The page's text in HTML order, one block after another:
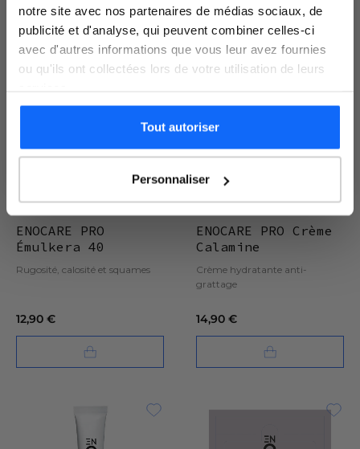
notre site avec nos partenaires de médias sociaux, de
publicité et d'analyse, qui peuvent combiner celles-ci
avec d'autres informations que vous leur avez fournies
ou qu'ils ont collectées lors de votre utilisation de leurs
Tout autoriser
Personnaliser
ENOCARE PRO
Émulkera 40
Rugosité, calosité et squames
12,90 €
ENOCARE PRO Crème
Calamine
Crème hydratante anti-
grattage
14,90 €
Je m'inscris